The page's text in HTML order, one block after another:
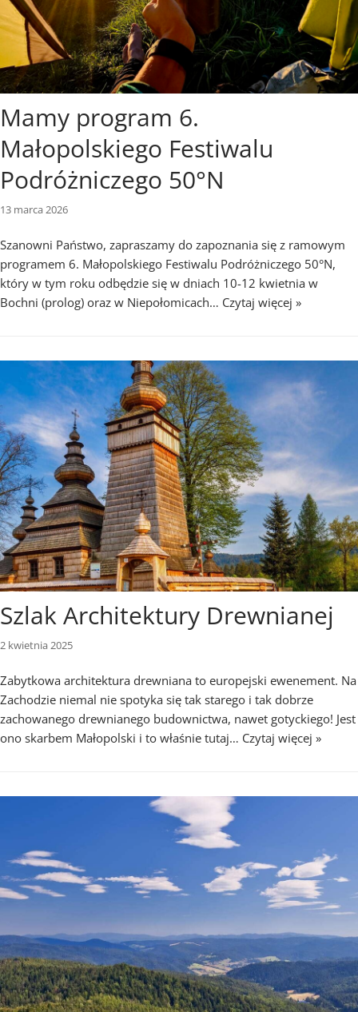
Mamy program 6.
Małopolskiego Festiwalu
Podróżniczego 50°N
13 marca 2026
Szanowni Państwo, zapraszamy do zapoznania się z ramowym
programem 6. Małopolskiego Festiwalu Podróżniczego 50°N,
który w tym roku odbędzie się w dniach 10-12 kwietnia w
Bochni (prolog) oraz w Niepołomicach… Czytaj więcej »
Szlak Architektury Drewnianej
2 kwietnia 2025
Zabytkowa architektura drewniana to europejski ewenement. Na
Zachodzie niemal nie spotyka się tak starego i tak dobrze
zachowanego drewnianego budownictwa, nawet gotyckiego! Jest
ono skarbem Małopolski i to właśnie tutaj… Czytaj więcej »